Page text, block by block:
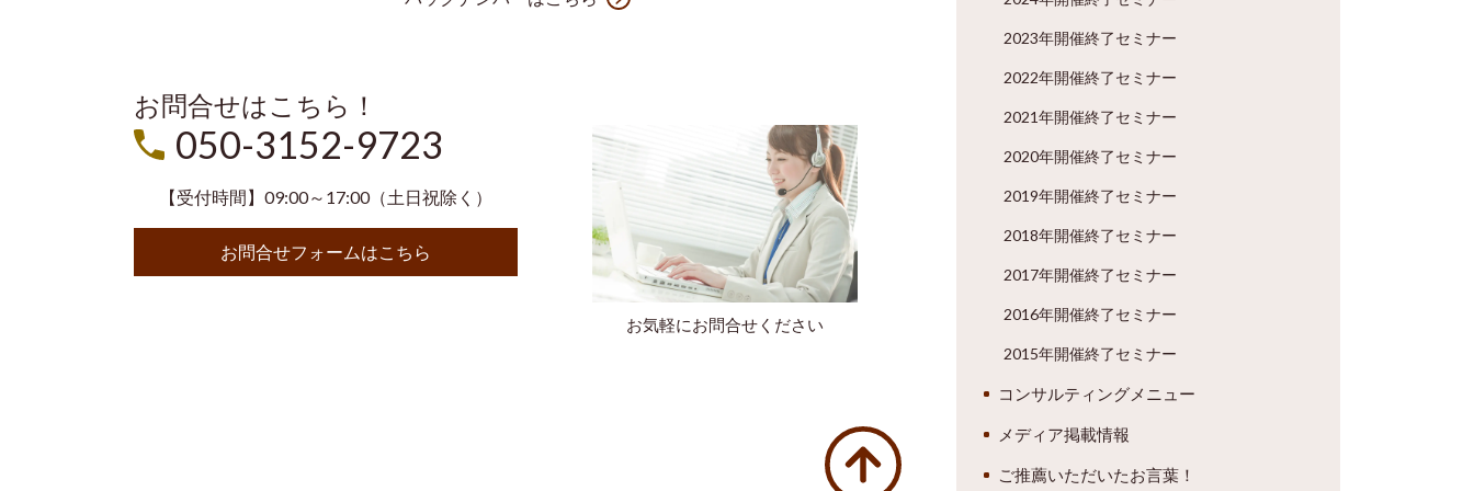
お問合せはこちら！
お気軽にお問合せください
050-3152-9723
【受付時間】09:00～17:00（土日祝除く）
お問合せフォームはこちら
2023年開催終了セミナー
2022年開催終了セミナー
2021年開催終了セミナー
2020年開催終了セミナー
2019年開催終了セミナー
2018年開催終了セミナー
2017年開催終了セミナー
2016年開催終了セミナー
2015年開催終了セミナー
コンサルティングメニュー
メディア掲載情報
ご推薦いただいたお言葉！